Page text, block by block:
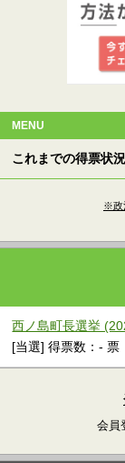
MENU
これまでの得票状況
※政
西ノ島町長選挙
[当選] 得票数：- 票
会員